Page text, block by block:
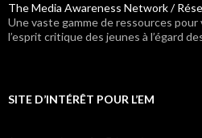
The Media Awareness Network /
Une vaste gamme de ressources
l’esprit critique des jeunes à l’égard
SITE D’INTÉRÊT POUR L’EM